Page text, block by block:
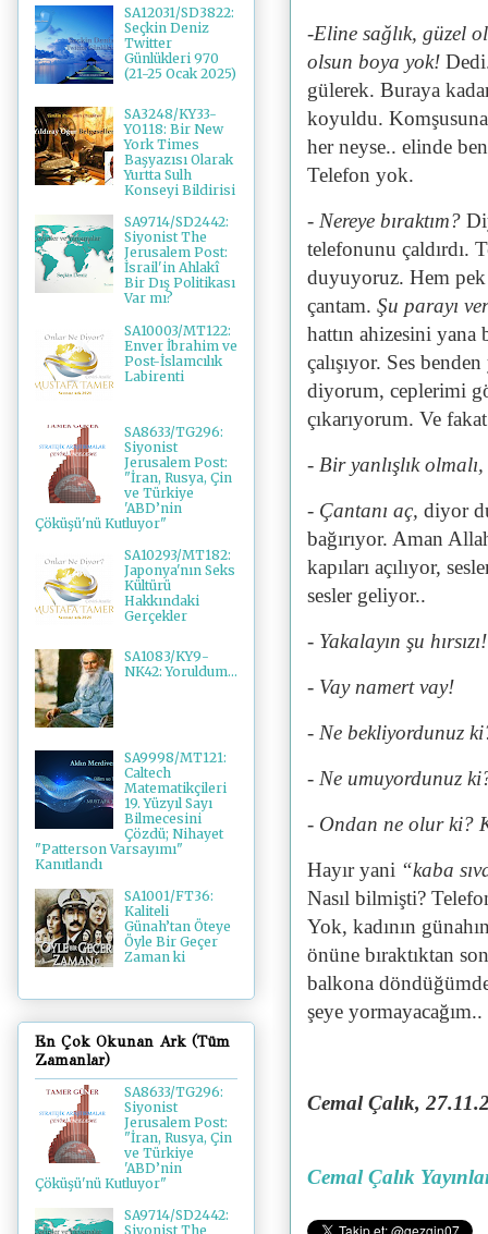
-Eline sağlık, güzel
olsun boya yok!
gülerek. Buraya
koyuldu.
her neyse.. elinde
Telefon yok.
- Nereye bıraktım?
telefonunu çaldırdı.
duyuyoruz. Hem
çantam. Şu parayı
hattın ahizesini yana
çalışıyor. Ses
diyorum, ceplerimi
çıkarıyorum. Ve
- Bir yanlışlık olmalı,
- Çantanı aç, diyor
bağırıyor. Aman
kapıları açılıyor,
sesler geliyor..
- Yakalayın şu hırsızı!
- Vay namert vay!
- Ne bekliyordunuz
- Ne umuyordunuz
- Ondan ne olur ki?
Hayır yani “kaba
Nasıl bilmişti?
Yok, kadının
önüne bıraktıktan
balkona
şeye
Cemal Çalık,
Cemal Çalık
SA12031/SD3822:
Seçkin Deniz
Twitter
Günlükleri 970
(21-25 Ocak 2025)
SA3248/KY33-
YO118: Bir New
York Times
Başyazısı Olarak
Yurtta Sulh
Konseyi Bildirisi
SA9714/SD2442:
Siyonist The
Jerusalem Post:
İsrail'in Ahlakî
Bir Dış Politikası
Var mı?
SA10003/MT122:
Enver İbrahim ve
Post-İslamcılık
Labirenti
SA8633/TG296:
Siyonist
Jerusalem Post:
"İran, Rusya, Çin
ve Türkiye
'ABD’nin
Çöküşü'nü Kutluyor"
SA10293/MT182:
Japonya'nın Seks
Kültürü
Hakkındaki
Gerçekler
SA1083/KY9-
NK42: Yoruldum...
SA9998/MT121:
Caltech
Matematikçileri
19. Yüzyıl Sayı
Bilmecesini
Çözdü; Nihayet
"Patterson Varsayımı"
Kanıtlandı
SA1001/FT36:
Kaliteli
Günah’tan Öteye
Öyle Bir Geçer
Zaman ki
En Çok Okunan Ark (Tüm
Zamanlar)
SA8633/TG296:
Siyonist
Jerusalem Post:
"İran, Rusya, Çin
ve Türkiye
'ABD’nin
Çöküşü'nü Kutluyor"
SA9714/SD2442:
Siyonist The